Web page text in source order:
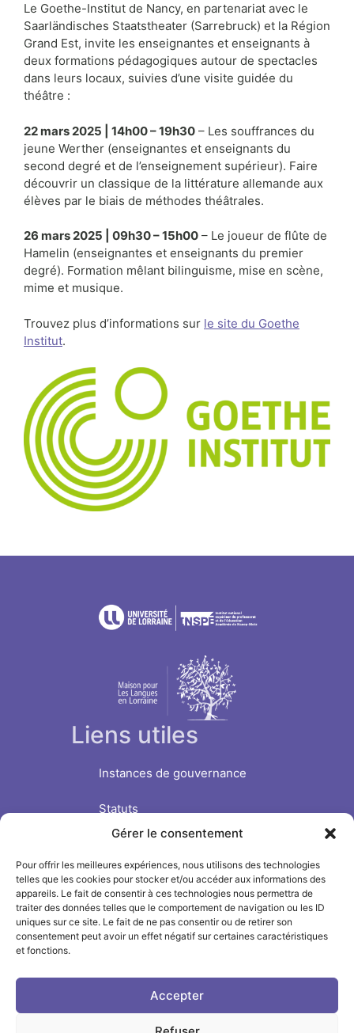
Gérer le consentement
Pour offrir les meilleures expériences, nous utilisons des technologies
telles que les cookies pour stocker et/ou accéder aux informations des
appareils. Le fait de consentir à ces technologies nous permettra de
traiter des données telles que le comportement de navigation ou les ID
uniques sur ce site. Le fait de ne pas consentir ou de retirer son
consentement peut avoir un effet négatif sur certaines caractéristiques
et fonctions.
Accepter
Le Goethe-Institut de Nancy, en partenariat avec le
Saarländisches Staatstheater (Sarrebruck) et la Région
Grand Est, invite les enseignantes et enseignants à
deux formations pédagogiques autour de spectacles
dans leurs locaux, suivies d’une visite guidée du
théâtre :
22 mars 2025 | 14h00 – 19h30 – Les souffrances du
jeune Werther (enseignantes et enseignants du
second degré et de l’enseignement supérieur). Faire
découvrir un classique de la littérature allemande aux
élèves par le biais de méthodes théâtrales.
26 mars 2025 | 09h30 – 15h00 – Le joueur de flûte de
Hamelin (enseignantes et enseignants du premier
degré). Formation mêlant bilinguisme, mise en scène,
mime et musique.
Trouvez plus d’informations sur le site du Goethe
Institut.
Liens utiles
Instances de gouvernance
Statuts
Nous soutenir
Suivre l'INSPÉ sur
LinkedIn
Instagram